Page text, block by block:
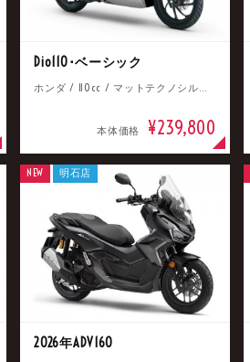
Dio110･ベーシック
ホンダ / 110cc / マットテクノシルバーメタリック
本体価格 ¥239,800
2026年ADV160
NEW 明石店